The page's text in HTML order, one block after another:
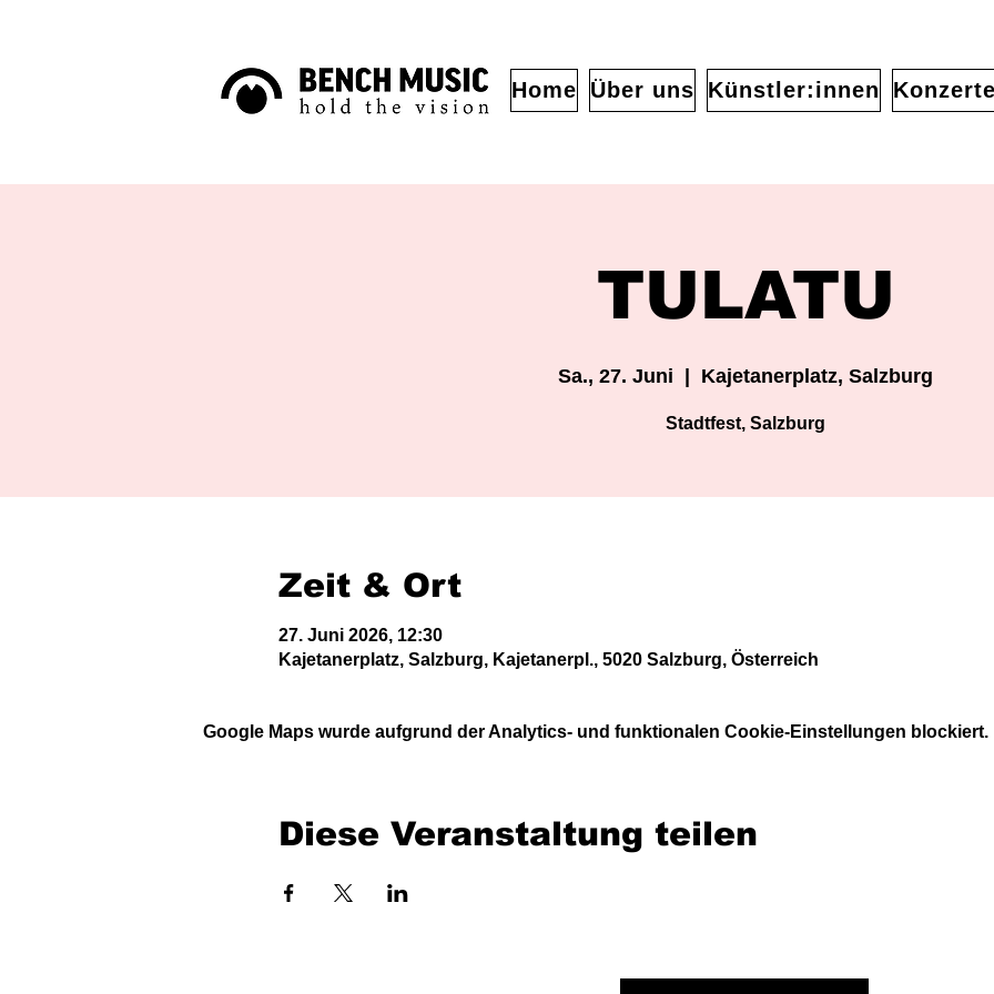
Home Über uns Künstler:innen Konzerte
TULATU
Sa., 27. Juni Kajetanerplatz, Salzburg
Stadtfest, Salzburg
Zeit & Ort
27. Juni 2026, 12:30
Kajetanerplatz, Salzburg, Kajetanerpl., 5020 Salzburg, Österreich
Google Maps wurde aufgrund der Analytics- und funktionalen Cookie-Einstellungen blockiert.
Diese Veranstaltung teilen